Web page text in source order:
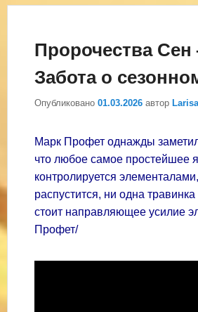
Пророчества
Забота о
Опубликовано 01.03.2026 автор Larisa
Марк Профет однажды
что любое самое простейшее
контролируется
распустится, ни одна
стоит направляющее усилие
Профет/